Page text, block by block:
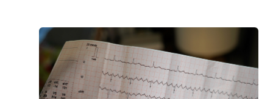
zone responsabili dell’aritmia.
Un traguardo importante
destinato a migliorare
ulteriormente la gestione di
una patologia che affligge…